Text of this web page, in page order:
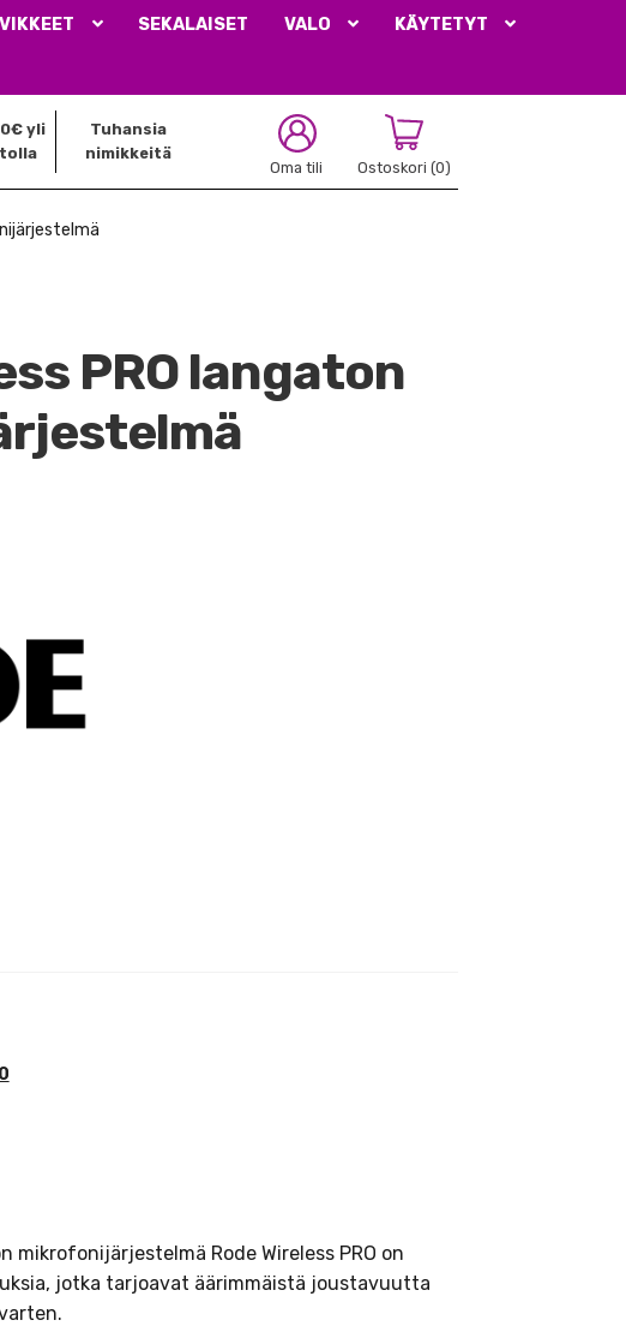
SEKALAISET VALO KÄYTETYT
Oma tili Ostoskori (0)
yli
Tuhansia
nimikkeitä
PRO langaton
Rode Wireless PRO on
jotka tarjoavat äärimmäistä joustavuutta